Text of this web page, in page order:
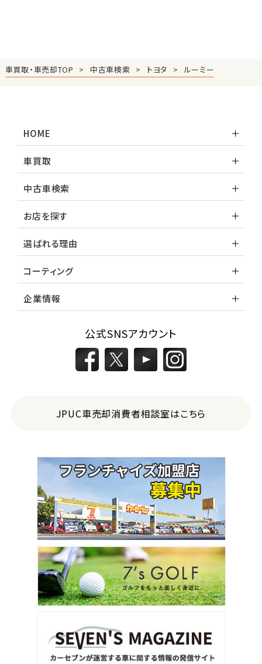
車買取・車売却TOP 中古車検索 トヨタ ルーミー
HOME
車買取
中古車検索
お店を探す
選ばれる理由
コーティング
企業情報
公式SNSアカウント
JPUC車売却消費者相談室はこちら